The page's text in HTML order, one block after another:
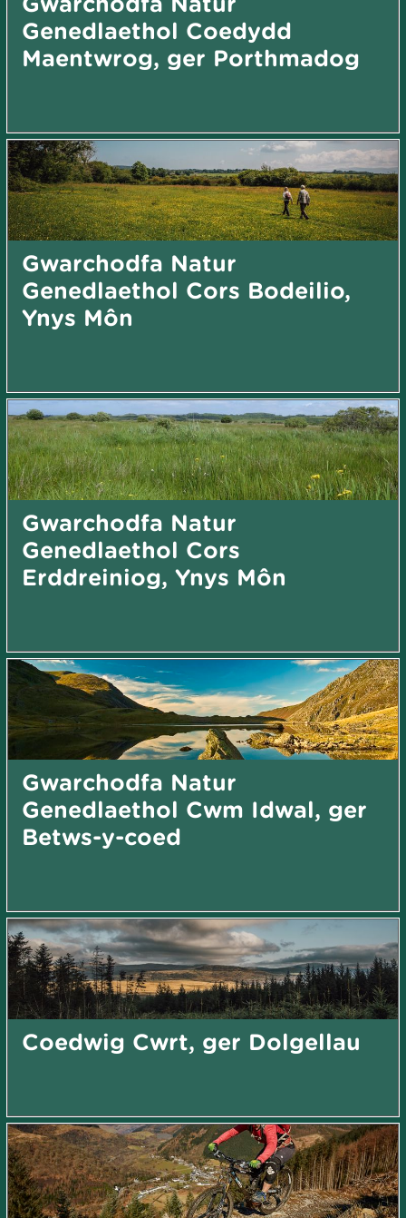
Genedlaethol Coedydd
Maentwrog, ger Porthmadog
Gwarchodfa Natur
Genedlaethol Cors Bodeilio,
Ynys Môn
Gwarchodfa Natur
Genedlaethol Cors
Erddreiniog, Ynys Môn
Gwarchodfa Natur
Genedlaethol Cwm Idwal, ger
Betws-y-coed
Coedwig Cwrt, ger Dolgellau